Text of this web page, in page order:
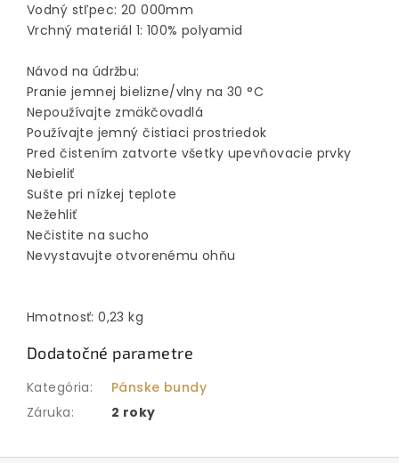
Vodný stľpec: 20 000mm
Vrchný materiál 1: 100% polyamid
Návod na údržbu:
Pranie jemnej bielizne/vlny na 30 °C
Nepoužívajte zmäkčovadlá
Používajte jemný čistiaci prostriedok
Pred čistením zatvorte všetky upevňovacie prvky
Nebieliť
Sušte pri nízkej teplote
Nežehliť
Nečistite na sucho
Nevystavujte otvorenému ohňu
Hmotnosť: 0,23 kg
Dodatočné parametre
Kategória:
Pánske bundy
Záruka: 2 roky